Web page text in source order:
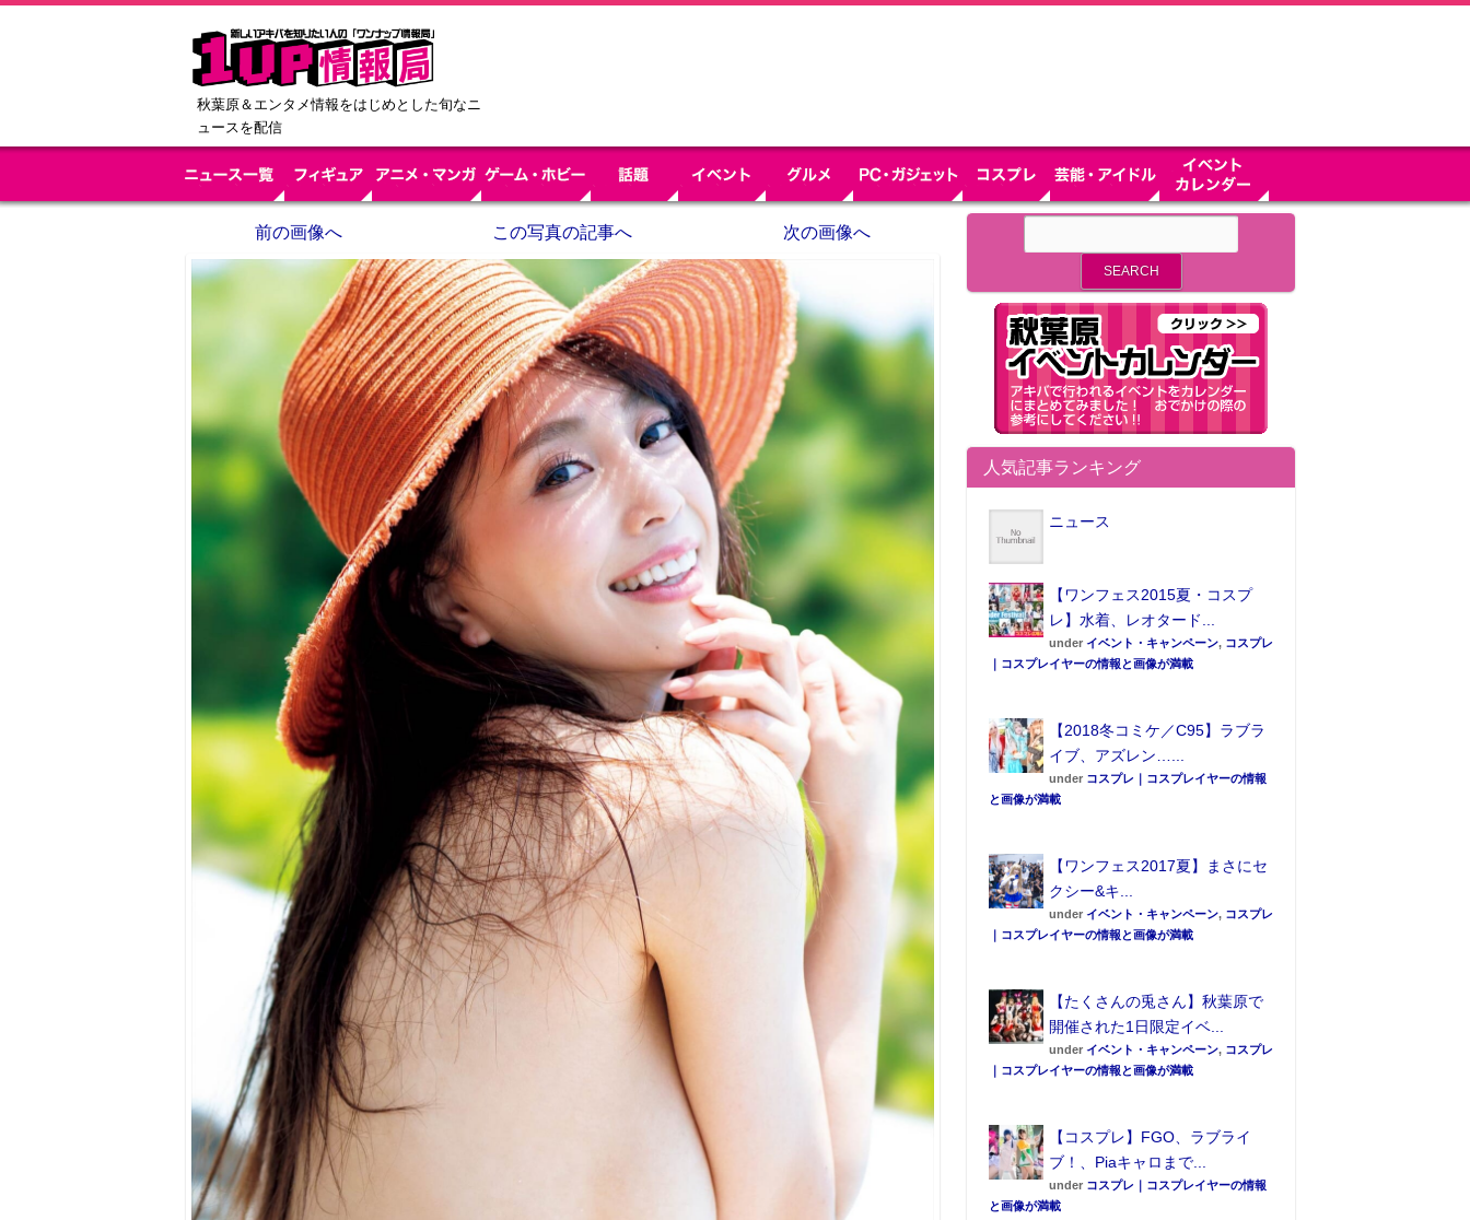
秋葉原＆エンタメ情報をはじめとした旬なニ
ュースを配信
前の画像へ この写真の記事へ 次の画像へ
人気記事ランキング
ニュース
【ワンフェス2015夏・コスプ
レ】水着、レオタード...
under イベント・キャンペーン, コスプレ
｜コスプレイヤーの情報と画像が満載
【2018冬コミケ／C95】ラブラ
イブ、アズレン…...
under コスプレ｜コスプレイヤーの情報
と画像が満載
【ワンフェス2017夏】まさにセ
クシー&キ...
under イベント・キャンペーン, コスプレ
｜コスプレイヤーの情報と画像が満載
【たくさんの兎さん】秋葉原で
開催された1日限定イベ...
under イベント・キャンペーン, コスプレ
｜コスプレイヤーの情報と画像が満載
【コスプレ】FGO、ラブライ
ブ！、Piaキャロまで...
under コスプレ｜コスプレイヤーの情報
と画像が満載